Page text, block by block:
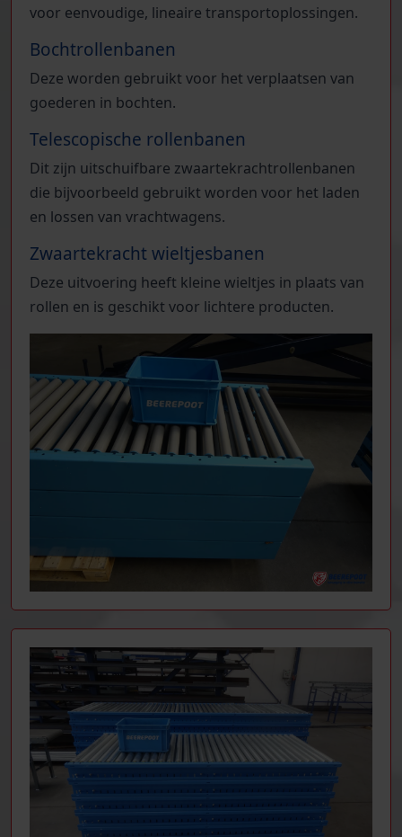
voor eenvoudige, lineaire transportoplossingen.
Bochtrollenbanen
Deze worden gebruikt voor het verplaatsen van
goederen in bochten.
Telescopische rollenbanen
Dit zijn uitschuifbare zwaartekrachtrollenbanen
die bijvoorbeeld gebruikt worden voor het laden
en lossen van vrachtwagens.
Zwaartekracht wieltjesbanen
Deze uitvoering heeft kleine wieltjes in plaats van
rollen en is geschikt voor lichtere producten.